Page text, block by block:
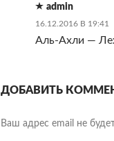
admin
16.12.2016 В 19:41
Аль-Ахли —
ДОБАВИТЬ
Ваш адрес email не